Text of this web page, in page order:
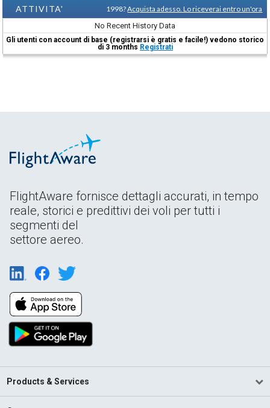
ATTIVITA'
1998?Acquista adesso. Lo riceverai entro un'ora
No Recent History Data
Gli utenti con account di base (registrarsi è gratis e facile!) vedono storico
di 3 months Registrati
FlightAware fornisce dettagli accurati, in tempo
reale, storici e predittivi dei voli per tutti i
segmenti del
settore aereo.
Products & Services